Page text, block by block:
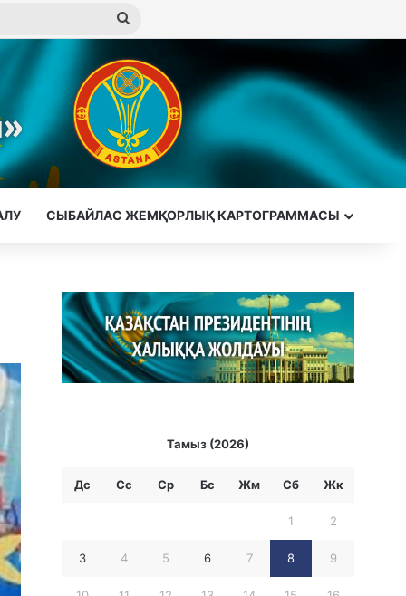
СЫБАЙЛАС ЖЕМҚОРЛЫҚ КАРТОГРАММАСЫ
Тамыз (2026)
Дс Сс Ср Бc Жм Сб Жк
1 2
3 4 5 6 7 8 9